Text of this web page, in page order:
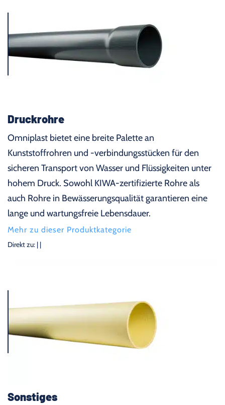
Druckrohre
Omniplast bietet eine breite Palette an
Kunststoffrohren und -verbindungsstücken für den
sicheren Transport von Wasser und Flüssigkeiten unter
hohem Druck. Sowohl KIWA-zertifizierte Rohre als
auch Rohre in Bewässerungsqualität garantieren eine
lange und wartungsfreie Lebensdauer.
Mehr zu dieser Produktkategorie
Direkt zu: | |
Sonstiges